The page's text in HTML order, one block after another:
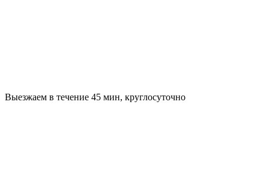
Выезжаем в течение 45 мин, круглосуточно